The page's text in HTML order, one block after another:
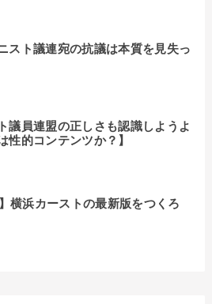
スト議連宛の抗議は本質を見失っ
議員連盟の正しさも認識しようよ
性的コンテンツか？】
】横浜カーストの最新版をつくろ